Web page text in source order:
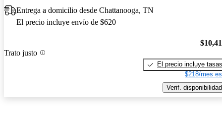
Entrega a domicilio desde Chattanooga, TN
El precio incluye envío de $620
Trato justo
El precio incluye tasas
$218/mes
Verif. disponibilidad